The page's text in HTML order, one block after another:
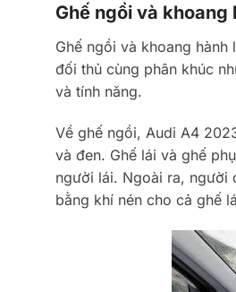
Ghế ngồi và khoang
Ghế ngồi và khoang
đối thủ cùng phân khúc
và tính năng.
Về ghế ngồi, Audi A4
và đen. Ghế lái và ghế
người lái. Ngoài ra, người
bằng khí nén cho cả ghế